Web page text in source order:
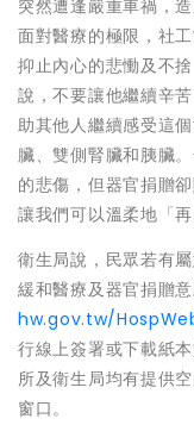
突然遭逢嚴重車禍，
面對醫療的極限，社
抑止內心的悲慟及不
說，不要讓他繼續辛
助其他人繼續感受這
臟、雙側腎臟和胰臟
的悲傷，但器官捐贈
讓我們可以溫柔地「再
衛生局說，民眾若有
緩和醫療及器官捐贈
hw.gov.tw/
行線上簽署或下載紙
所及衛生局均有提供
窗口。